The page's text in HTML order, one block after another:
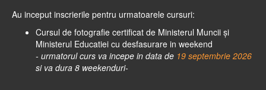
Au inceput inscrierile pentru urmatoarele cursuri:
Cursul de fotografie certificat de Ministerul Muncii și
Ministerul Educatiei cu desfasurare in weekend
- urmatorul curs va incepe in data de 19 septembrie 2026
si va dura 8 weekenduri-